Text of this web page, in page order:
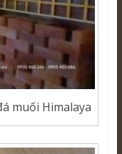
muối Himalaya